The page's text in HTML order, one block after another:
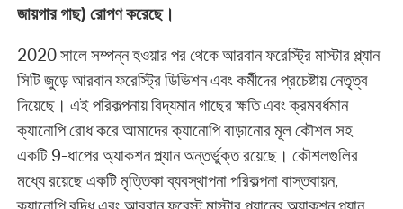
জায়গার গাছ) রোপণ করেছে।
2020 সালে সম্পন্ন হওয়ার পর থেকে আরবান ফরেস্ট্রি মাস্টার প্ল্যান
সিটি জুড়ে আরবান ফরেস্ট্রি ডিভিশন এবং কর্মীদের প্রচেষ্টায় নেতৃত্ব
দিয়েছে। এই পরিকল্পনায় বিদ্যমান গাছের ক্ষতি এবং ক্রমবর্ধমান
ক্যানোপি রোধ করে আমাদের ক্যানোপি বাড়ানোর মূল কৌশল সহ
একটি 9-ধাপের অ্যাকশন প্ল্যান অন্তর্ভুক্ত রয়েছে। কৌশলগুলির
মধ্যে রয়েছে একটি মৃত্তিকা ব্যবস্থাপনা পরিকল্পনা বাস্তবায়ন,